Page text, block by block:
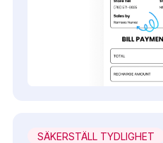
SÄKERSTÄLL TYDLIGHET